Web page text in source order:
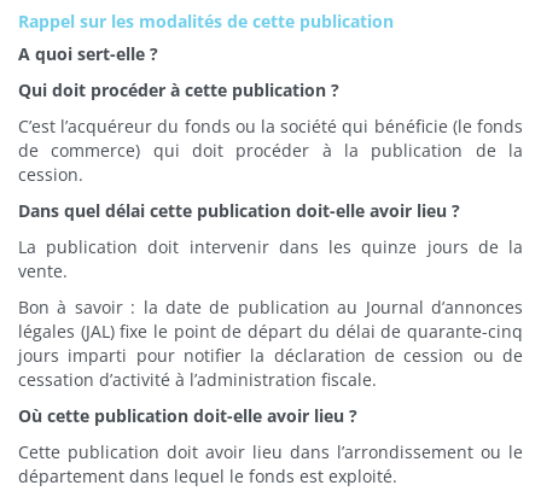
Rappel sur les modalités de cette publication
A quoi sert-elle ?
Qui doit procéder à cette publication ?
C’est l’acquéreur du fonds ou la société qui bénéficie (le fonds
de commerce) qui doit procéder à la publication de la
cession.
Dans quel délai cette publication doit-elle avoir lieu ?
La publication doit intervenir dans les quinze jours de la
vente.
Bon à savoir : la date de publication au Journal d’annonces
légales (JAL) fixe le point de départ du délai de quarante-cinq
jours imparti pour notifier la déclaration de cession ou de
cessation d’activité à l’administration fiscale.
Où cette publication doit-elle avoir lieu ?
Cette publication doit avoir lieu dans l’arrondissement ou le
département dans lequel le fonds est exploité.